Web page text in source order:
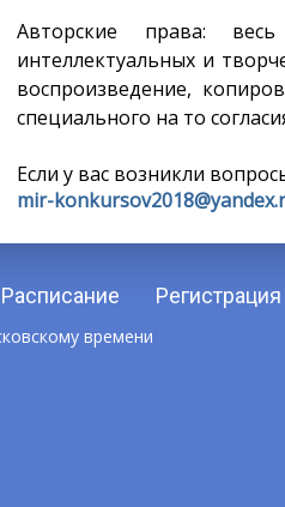
Авторские права:
интеллектуальных и
воспроизведение,
специального на то
Если у вас возникли
mir-
Расписание Регистрация
времени